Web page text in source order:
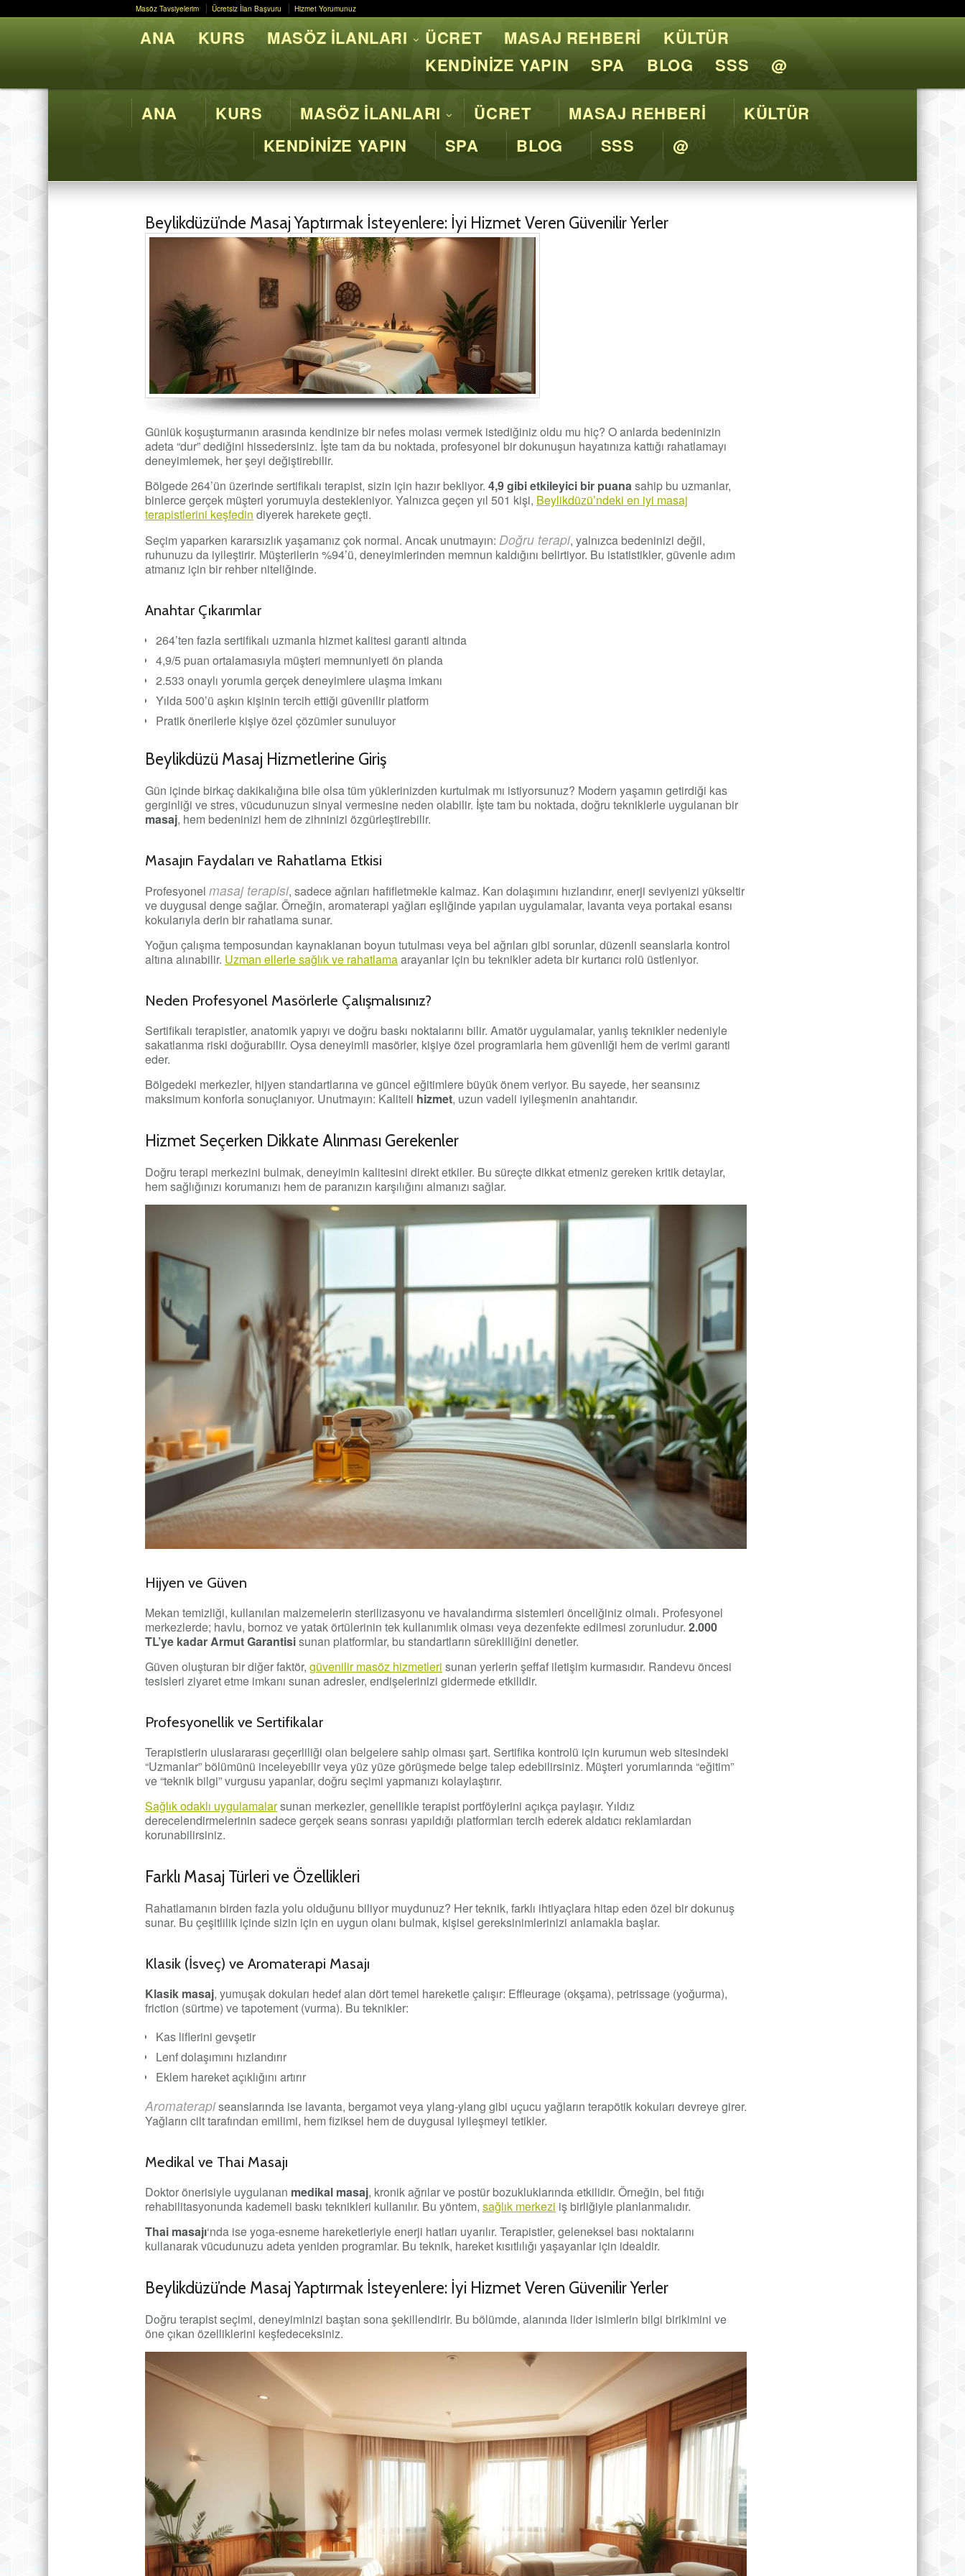
Masöz Tavsiyelerim Ücretsiz İlan Başvuru Hizmet Yorumunuz
Butik Masaj İstanbul - Profesyonel Tavsiyeler
ANA KURS MASÖZ İLANLARI ÜCRET MASAJ REHBERİ
KÜLTÜR
KENDİNİZE YAPIN
SPA BLOG SSS @
Beylikdüzü’nde Masaj Yaptırmak İsteyenlere: İyi Hizmet Veren Güvenilir Yerler
Günlük koşuşturmanın arasında kendinize bir nefes molası vermek istediğiniz oldu mu hiç? O anlarda bedeninizin
adeta “dur” dediğini hissedersiniz. İşte tam da bu noktada, profesyonel bir dokunuşun hayatınıza kattığı rahatlamayı
deneyimlemek, her şeyi değiştirebilir.
Bölgede 264’ün üzerinde sertifikalı terapist, sizin için hazır bekliyor. 4,9 gibi etkileyici bir puanasahip bu uzmanlar,
binlerce gerçek müşteri yorumuyla destekleniyor. Yalnızca geçen yıl 501 kişi, Beylikdüzü’ndeki en iyi masaj
terapistlerini keşfedin diyerek harekete geçti.
Seçim yaparken kararsızlık yaşamanız çok normal. Ancak unutmayın: Doğru terapi, yalnızca bedeninizi değil,
ruhunuzu da iyileştirir. Müşterilerin %94’ü, deneyimlerinden memnun kaldığını belirtiyor. Bu istatistikler, güvenle adım
atmanız için bir rehber niteliğinde.
Anahtar Çıkarımlar
264’ten fazla sertifikalı uzmanla hizmet kalitesi garanti altında
4,9/5 puan ortalamasıyla müşteri memnuniyeti ön planda
2.533 onaylı yorumla gerçek deneyimlere ulaşma imkanı
Yılda 500’ü aşkın kişinin tercih ettiği güvenilir platform
Pratik önerilerle kişiye özel çözümler sunuluyor
Beylikdüzü Masaj Hizmetlerine Giriş
Gün içinde birkaç dakikalığına bile olsa tüm yüklerinizden kurtulmak mı istiyorsunuz? Modern yaşamın getirdiği kas
gerginliği ve stres, vücudunuzun sinyal vermesine neden olabilir. İşte tam bu noktada, doğru tekniklerle uygulanan bir
masaj, hem bedeninizi hem de zihninizi özgürleştirebilir.
Masajın Faydaları ve Rahatlama Etkisi
Profesyonel masaj terapisi, sadece ağrıları hafifletmekle kalmaz. Kan dolaşımını hızlandırır, enerji seviyenizi yükseltir
ve duygusal denge sağlar. Örneğin, aromaterapi yağları eşliğinde yapılan uygulamalar, lavanta veya portakal esansı
kokularıyla derin bir rahatlama sunar.
Yoğun çalışma temposundan kaynaklanan boyun tutulması veya bel ağrıları gibi sorunlar, düzenli seanslarla kontrol
altına alınabilir. Uzman ellerle sağlık ve rahatlamaarayanlar için bu teknikler adeta bir kurtarıcı rolü üstleniyor.
Neden Profesyonel Masörlerle Çalışmalısınız?
Sertifikalı terapistler, anatomik yapıyı ve doğru baskı noktalarını bilir. Amatör uygulamalar, yanlış teknikler nedeniyle
sakatlanma riski doğurabilir. Oysa deneyimli masörler, kişiye özel programlarla hem güvenliği hem de verimi garanti
eder.
Bölgedeki merkezler, hijyen standartlarına ve güncel eğitimlere büyük önem veriyor. Bu sayede, her seansınız
maksimum konforla sonuçlanıyor. Unutmayın: Kaliteli hizmet, uzun vadeli iyileşmenin anahtarıdır.
Hizmet Seçerken Dikkate Alınması Gerekenler
Doğru terapi merkezini bulmak, deneyimin kalitesini direkt etkiler. Bu süreçte dikkat etmeniz gereken kritik detaylar,
hem sağlığınızı korumanızı hem de paranızın karşılığını almanızı sağlar.
Hijyen ve Güven
Mekan temizliği, kullanılan malzemelerin sterilizasyonu ve havalandırma sistemleri önceliğiniz olmalı. Profesyonel
merkezlerde; havlu, bornoz ve yatak örtülerinin tek kullanımlık olması veya dezenfekte edilmesi zorunludur. 2.000
TL’ye kadar Armut Garantisisunan platformlar, bu standartların sürekliliğini denetler.
Güven oluşturan bir diğer faktör, güvenilir masöz hizmetleri sunan yerlerin şeffaf iletişim kurmasıdır. Randevu öncesi
tesisleri ziyaret etme imkanı sunan adresler, endişelerinizi gidermede etkilidir.
Profesyonellik ve Sertifikalar
Terapistlerin uluslararası geçerliliği olan belgelere sahip olması şart. Sertifika kontrolü için kurumun web sitesindeki
“Uzmanlar” bölümünü inceleyebilir veya yüz yüze görüşmede belge talep edebilirsiniz. Müşteri yorumlarında “eğitim”
ve “teknik bilgi” vurgusu yapanlar, doğru seçimi yapmanızı kolaylaştırır.
Sağlık odaklı uygulamalarsunan merkezler, genellikle terapist portföylerini açıkça paylaşır. Yıldız
derecelendirmelerinin sadece gerçek seans sonrası yapıldığı platformları tercih ederek aldatıcı reklamlardan
korunabilirsiniz.
Farklı Masaj Türleri ve Özellikleri
Rahatlamanın birden fazla yolu olduğunu biliyor muydunuz? Her teknik, farklı ihtiyaçlara hitap eden özel bir dokunuş
sunar. Bu çeşitlilik içinde sizin için en uygun olanı bulmak, kişisel gereksinimlerinizi anlamakla başlar.
Klasik (İsveç) ve Aromaterapi Masajı
Klasik masaj, yumuşak dokuları hedef alan dört temel hareketle çalışır: Effleurage (okşama), petrissage (yoğurma),
friction (sürtme) ve tapotement (vurma). Bu teknikler:
Kas liflerini gevşetir
Lenf dolaşımını hızlandırır
Eklem hareket açıklığını artırır
Aromaterapiseanslarında ise lavanta, bergamot veya ylang-ylang gibi uçucu yağların terapötik kokuları devreye girer.
Yağların cilt tarafından emilimi, hem fiziksel hem de duygusal iyileşmeyi tetikler.
Medikal ve Thai Masajı
Doktor önerisiyle uygulanan medikal masaj, kronik ağrılar ve postür bozukluklarında etkilidir. Örneğin, bel fıtığı
rehabilitasyonunda kademeli baskı teknikleri kullanılır. Bu yöntem, sağlık merkezi iş birliğiyle planlanmalıdır.
Thai masajı‘nda ise yoga-esneme hareketleriyle enerji hatları uyarılır. Terapistler, geleneksel bası noktalarını
kullanarak vücudunuzu adeta yeniden programlar. Bu teknik, hareket kısıtlılığı yaşayanlar için idealdir.
Beylikdüzü’nde Masaj Yaptırmak İsteyenlere: İyi Hizmet Veren Güvenilir Yerler
Doğru terapist seçimi, deneyiminizi baştan sona şekillendirir. Bu bölümde, alanında lider isimlerin bilgi birikimini ve
öne çıkan özelliklerini keşfedeceksiniz.
Masöz Tavsiyelerim Ücretsiz İlan Başvuru Hizmet Yorumunuz
ANA KURS MASÖZ İLANLARI ÜCRET MASAJ REHBERİ
KÜLTÜR
KENDİNİZE YAPIN
SPA BLOG SSS @